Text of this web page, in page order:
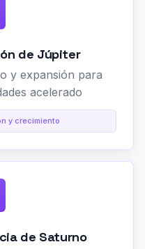
de Júpiter
y expansión para
acelerado
y crecimiento
de Saturno